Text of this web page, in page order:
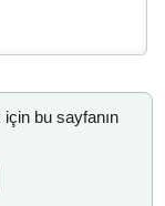
bu sayfanın